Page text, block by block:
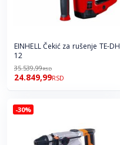
EINHELL Čekić za rušenje TE-DH
12
35.539,99RSD
24.849,99RSD
-30%